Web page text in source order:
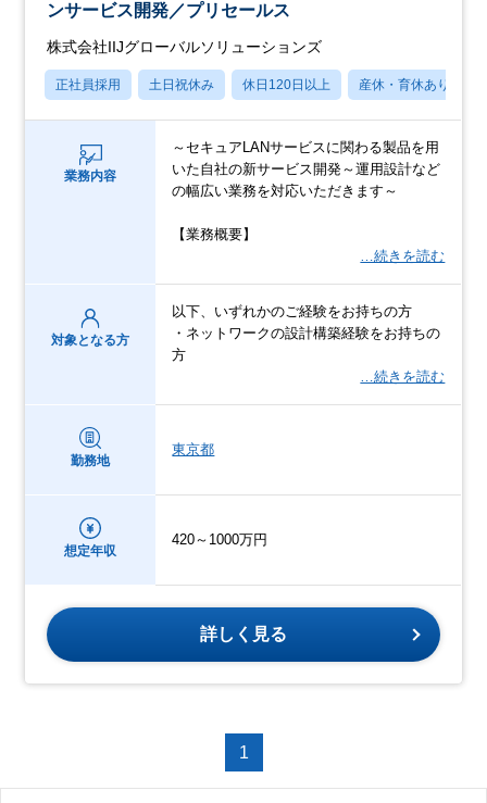
ンサービス開発／プリセールス
株式会社IIJグローバルソリューションズ
正社員採用 土日祝休み 休日120日以上 産休・育休あり
業務内容
～セキュアLANサービスに関わる製品を用
いた自社の新サービス開発～運用設計など
の幅広い業務を対応いただきます～
【業務概要】
…続きを読む
対象となる方
以下、いずれかのご経験をお持ちの方
・ネットワークの設計構築経験をお持ちの
方
…続きを読む
勤務地
東京都
想定年収
420～1000万円
詳しく見る
1